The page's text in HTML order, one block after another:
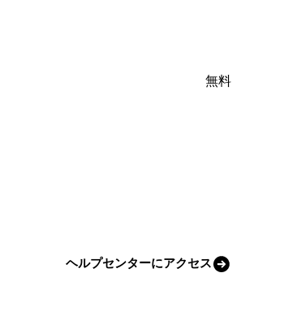
無料
ヘルプセンターにアクセス